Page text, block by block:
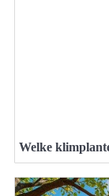
Welke